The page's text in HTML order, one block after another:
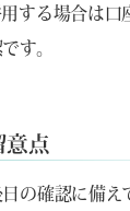
する場合は口
す。
意点
の確認に備え